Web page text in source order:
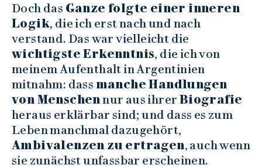
Doch das Ganze folgte einer inneren
Logik, die ich erst nach und nach
verstand. Das war vielleicht die
wichtigste Erkenntnis, die ich von
meinem Aufenthalt in Argentinien
mitnahm: dass manche Handlungen
von Menschennur aus ihrer Biografie
heraus erklärbar sind; und dass es zum
Leben manchmal dazugehört,
Ambivalenzen zu ertragen, auch wenn
sie zunächst unfassbar erscheinen.